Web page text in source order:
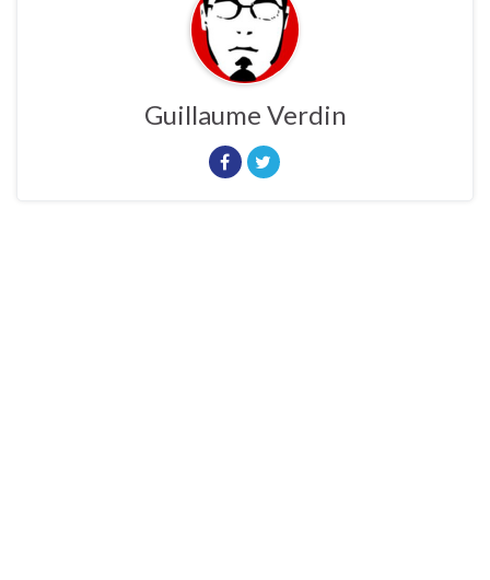
Guillaume Verdin